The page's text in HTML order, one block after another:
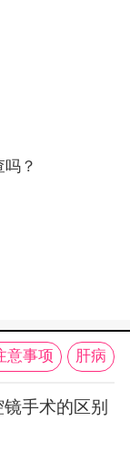
？
意事项 肝病
手术的区别